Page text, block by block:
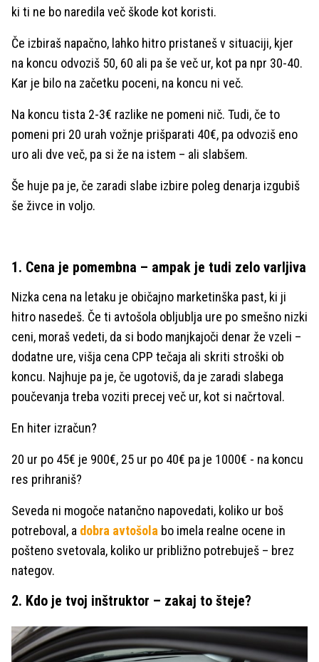
ki ti ne bo naredila več škode kot koristi.
Če izbiraš napačno, lahko hitro pristaneš v situaciji, kjer
na koncu odvoziš 50, 60 ali pa še več ur, kot pa npr 30-40.
Kar je bilo na začetku poceni, na koncu ni več.
Na koncu tista 2-3€ razlike ne pomeni nič. Tudi, če to
pomeni pri 20 urah vožnje prišparati 40€, pa odvoziš eno
uro ali dve več, pa si že na istem – ali slabšem.
Še huje pa je, če zaradi slabe izbire poleg denarja izgubiš
še živce in voljo.
1. Cena je pomembna – ampak je tudi zelo varljiva
Nizka cena na letaku je običajno marketinška past, ki ji
hitro nasedeš. Če ti avtošola obljublja ure po smešno nizki
ceni, moraš vedeti, da si bodo manjkajoči denar že vzeli –
dodatne ure, višja cena CPP tečaja ali skriti stroški ob
koncu. Najhuje pa je, če ugotoviš, da je zaradi slabega
poučevanja treba voziti precej več ur, kot si načrtoval.
En hiter izračun?
20 ur po 45€ je 900€, 25 ur po 40€ pa je 1000€ - na koncu
res prihraniš?
Seveda ni mogoče natančno napovedati, koliko ur boš
potreboval, a dobra avtošola bo imela realne ocene in
pošteno svetovala, koliko ur približno potrebuješ – brez
nategov.
2. Kdo je tvoj inštruktor – zakaj to šteje?